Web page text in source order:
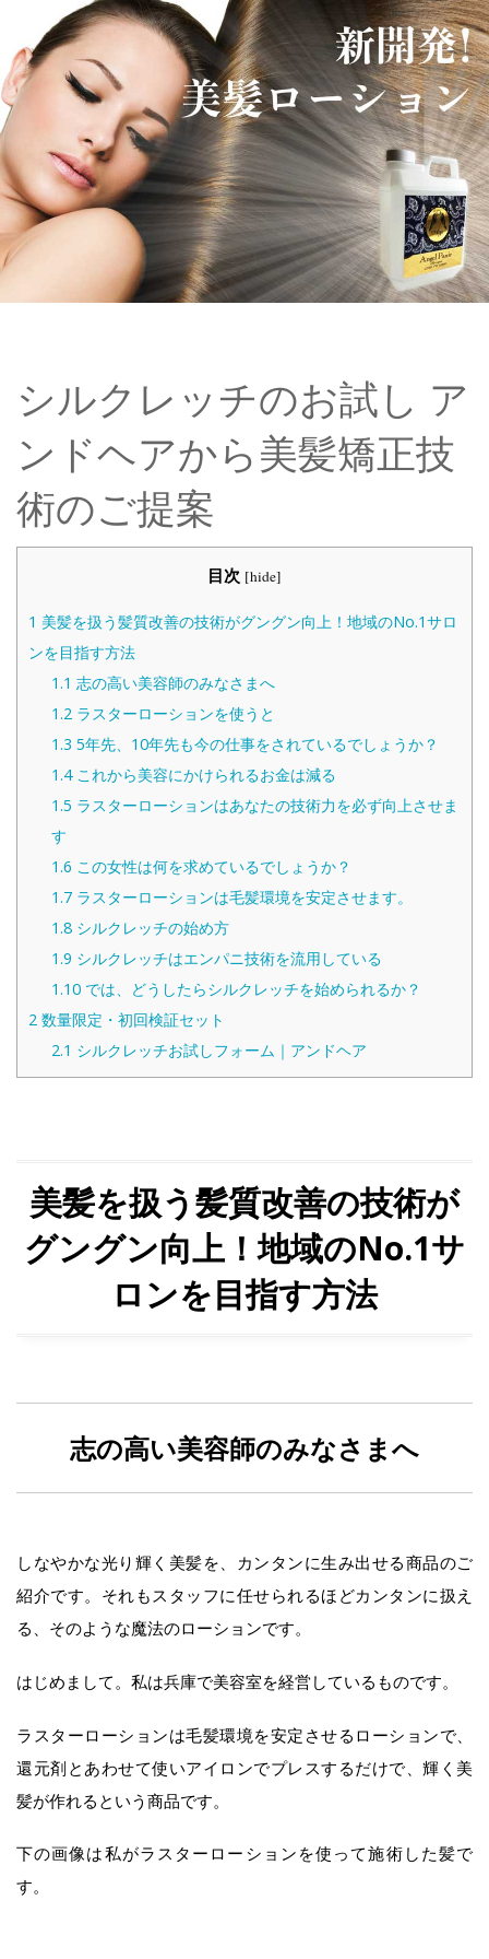
シルクレッチのお試し ア
ンドヘアから美髪矯正技
術のご提案
目次 [hide]
1 美髪を扱う髪質改善の技術がグングン向上！地域のNo.1サロ
ンを目指す方法
1.1 志の高い美容師のみなさまへ
1.2 ラスターローションを使うと
1.3 5年先、10年先も今の仕事をされているでしょうか？
1.4これから美容にかけられるお金は減る
1.5 ラスターローションはあなたの技術力を必ず向上させま
す
1.6 この女性は何を求めているでしょうか？
1.7 ラスターローションは毛髪環境を安定させます。
1.8 シルクレッチの始め方
1.9 シルクレッチはエンパニ技術を流用している
1.10 では、どうしたらシルクレッチを始められるか？
2 数量限定・初回検証セット
2.1 シルクレッチお試しフォーム｜アンドヘア
美髪を扱う髪質改善の技術が
グングン向上！地域のNo.1サ
ロンを目指す方法
志の高い美容師のみなさまへ
しなやかな光り輝く美髪を、カンタンに生み出せる商品のご
紹介です。それもスタッフに任せられるほどカンタンに扱え
る、そのような魔法のローションです。
はじめまして。私は兵庫で美容室を経営しているものです。
ラスターローションは毛髪環境を安定させるローションで、
還元剤とあわせて使いアイロンでプレスするだけで、輝く美
髪が作れるという商品です。
下の画像は私がラスターローションを使って施術した髪で
す。